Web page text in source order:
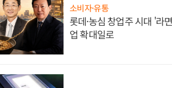
소비자·유통
롯데·농심 창업주 시대 '라
업 확대일로